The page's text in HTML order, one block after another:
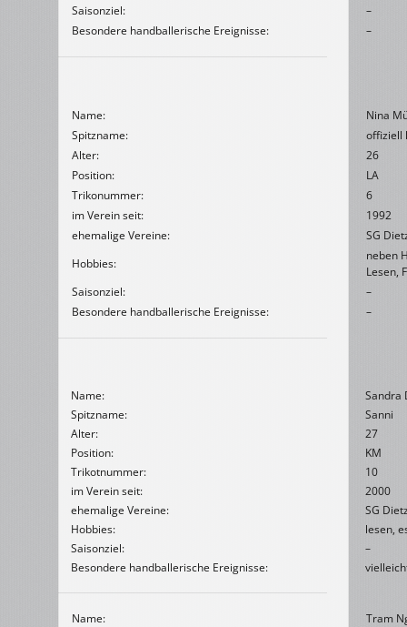
Saisonziel:
–
Besondere handballerische Ereignisse:
–
Name:
Nina
Spitzname:
offiziell
Alter:
26
Position:
LA
Trikonummer:
6
im Verein seit:
1992
ehemalige Vereine:
SG
Hobbies:
neben
Lesen,
Saisonziel:
–
Besondere handballerische Ereignisse:
–
Name:
Sandra
Spitzname:
Sanni
Alter:
27
Position:
KM
Trikotnummer:
10
im Verein seit:
2000
ehemalige Vereine:
SG
Hobbies:
lesen,
Saisonziel:
–
Besondere handballerische Ereignisse:
Name:
Tram